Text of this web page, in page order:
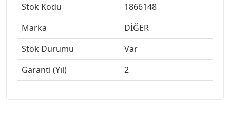
Stok Kodu
1866148
Marka
DİĞER
Stok Durumu
Var
Garanti (Yıl)
2